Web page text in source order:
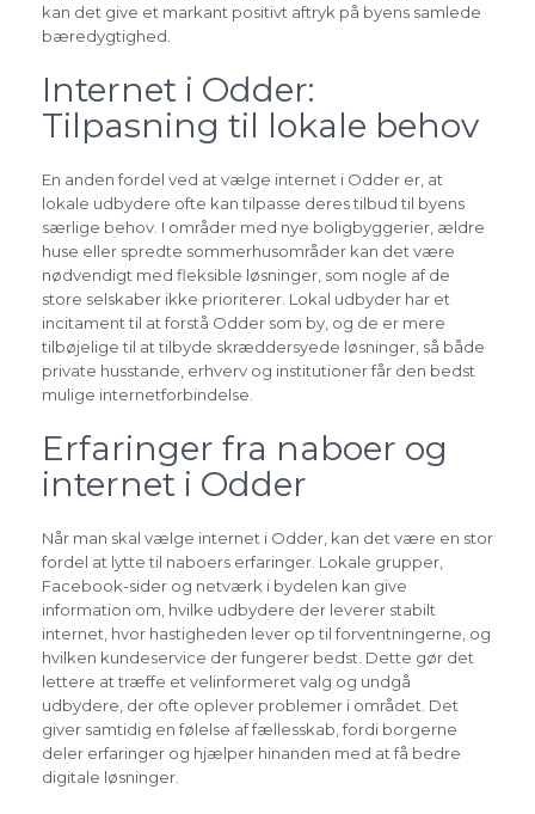
kan det give et markant positivt aftryk på byens samlede
bæredygtighed.
Internet i Odder:
Tilpasning til lokale behov
En anden fordel ved at vælge internet i Odder er, at
lokale udbydere ofte kan tilpasse deres tilbud til byens
særlige behov. I områder med nye boligbyggerier, ældre
huse eller spredte sommerhusområder kan det være
nødvendigt med fleksible løsninger, som nogle af de
store selskaber ikke prioriterer. Lokal udbyder har et
incitament til at forstå Odder som by, og de er mere
tilbøjelige til at tilbyde skræddersyede løsninger, så både
private husstande, erhverv og institutioner får den bedst
mulige internetforbindelse.
Erfaringer fra naboer og
internet i Odder
Når man skal vælge internet i Odder, kan det være en stor
fordel at lytte til naboers erfaringer. Lokale grupper,
Facebook-sider og netværk i bydelen kan give
information om, hvilke udbydere der leverer stabilt
internet, hvor hastigheden lever op til forventningerne, og
hvilken kundeservice der fungerer bedst. Dette gør det
lettere at træffe et velinformeret valg og undgå
udbydere, der ofte oplever problemer i området. Det
giver samtidig en følelse af fællesskab, fordi borgerne
deler erfaringer og hjælper hinanden med at få bedre
digitale løsninger.